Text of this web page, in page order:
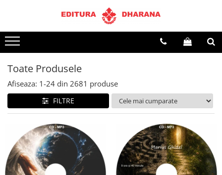
Terapii
Dietoterapie
Toate Produsele
Afiseaza: 1-24 din 2681 produse
FILTRE